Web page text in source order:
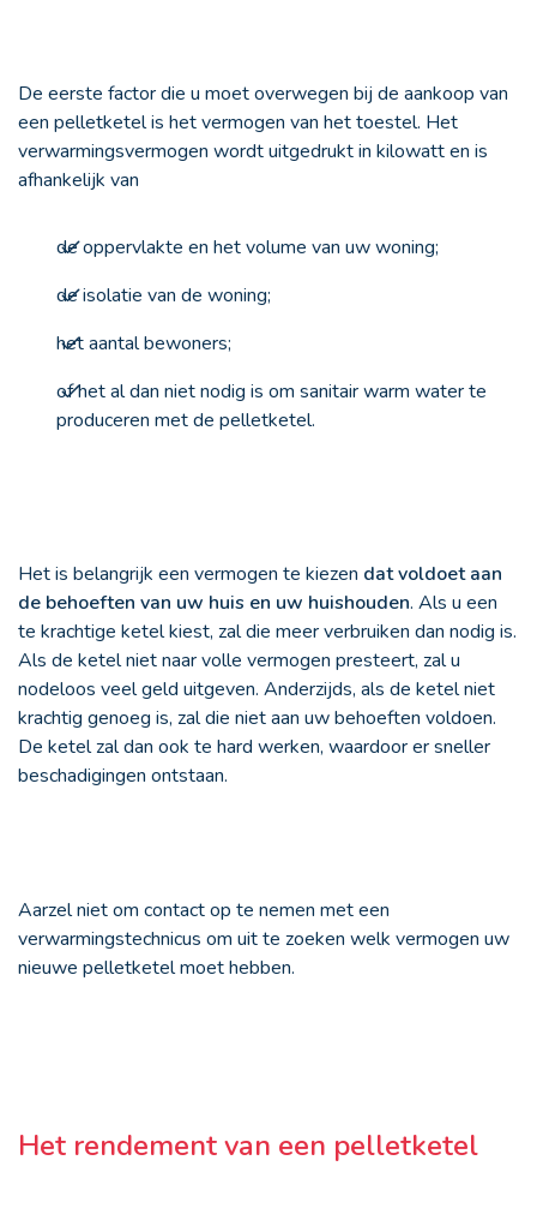
De eerste factor die u moet overwegen bij de aankoop van
een pelletketel is het vermogen van het toestel. Het
verwarmingsvermogen wordt uitgedrukt in kilowatt en is
afhankelijk van
de oppervlakte en het volume van uw woning;
de isolatie van de woning;
het aantal bewoners;
of het al dan niet nodig is om sanitair warm water te
produceren met de pelletketel.
Het is belangrijk een vermogen te kiezen dat voldoet aan
de behoeften van uw huis en uw huishouden. Als u een
te krachtige ketel kiest, zal die meer verbruiken dan nodig is.
Als de ketel niet naar volle vermogen presteert, zal u
nodeloos veel geld uitgeven. Anderzijds, als de ketel niet
krachtig genoeg is, zal die niet aan uw behoeften voldoen.
De ketel zal dan ook te hard werken, waardoor er sneller
beschadigingen ontstaan.
Aarzel niet om contact op te nemen met een
verwarmingstechnicus om uit te zoeken welk vermogen uw
nieuwe pelletketel moet hebben.
Het rendement van een pelletketel